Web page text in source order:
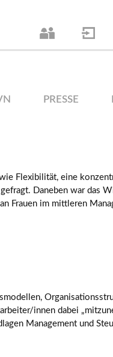
PRESSE
Flexibilität, eine
Daneben war das
Frauen im mittleren
innen dabei
Management und